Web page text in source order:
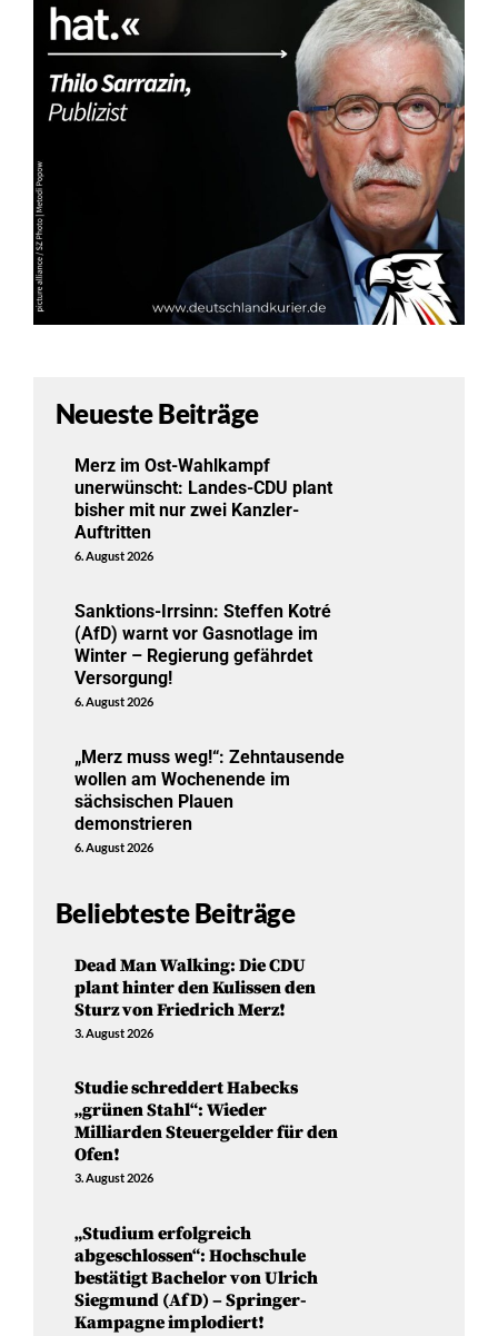
Neueste Beiträge
Merz im Ost-Wahlkampf
unerwünscht: Landes-CDU plant
bisher mit nur zwei Kanzler-
Auftritten
6. August 2026
Sanktions-Irrsinn: Steffen Kotré
(AfD) warnt vor Gasnotlage im
Winter – Regierung gefährdet
Versorgung!
6. August 2026
„Merz muss weg!“: Zehntausende
wollen am Wochenende im
sächsischen Plauen
demonstrieren
6. August 2026
Beliebteste Beiträge
Dead Man Walking: Die CDU
plant hinter den Kulissen den
Sturz von Friedrich Merz!
3. August 2026
Studie schreddert Habecks
„grünen Stahl“: Wieder
Milliarden Steuergelder für den
Ofen!
3. August 2026
„Studium erfolgreich
abgeschlossen“: Hochschule
bestätigt Bachelor von Ulrich
Siegmund (AfD) – Springer-
Kampagne implodiert!